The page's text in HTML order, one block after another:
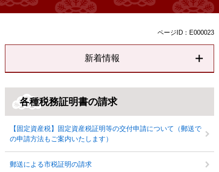
ページID：E000023
新着情報
各種税務証明書の請求
【固定資産税】固定資産税証明等の交付申請について（郵送で
の申請方法もご案内いたします）
郵送による市税証明の請求